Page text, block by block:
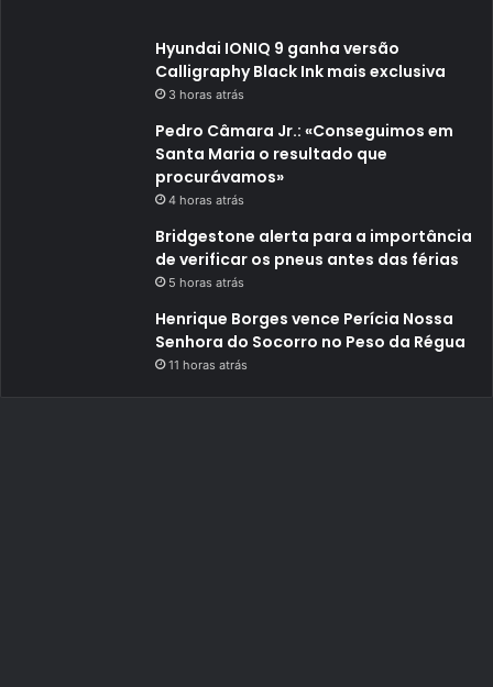
Hyundai IONIQ 9 ganha versão
Calligraphy Black Ink mais exclusiva
3 horas atrás
Pedro Câmara Jr.: «Conseguimos em
Santa Maria o resultado que
procurávamos»
4 horas atrás
Bridgestone alerta para a importância
de verificar os pneus antes das férias
5 horas atrás
Henrique Borges vence Perícia Nossa
Senhora do Socorro no Peso da Régua
11 horas atrás